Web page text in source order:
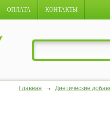
ОПЛАТА КОНТАКТЫ
Главная Диетические